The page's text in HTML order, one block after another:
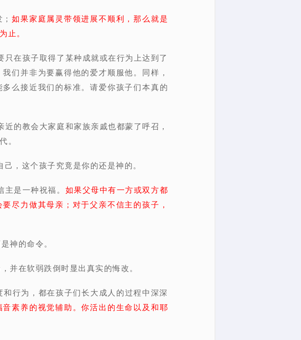
如果家庭属灵带领进展不顺利，那么就是
止。
在孩子取得了某种成就或在行为上达到了
们并非为要赢得他的爱才顺服他。同样，
么接近我们的标准。请爱你孩子们本真的
的教会大家庭和家族亲戚也都蒙了呼召，
。
，这个孩子究竟是你的还是神的。
是一种祝福。 如果父母中有一方或双方都
尽力做其母亲；对于父亲不信主的孩子，
神的命令。
并在软弱跌倒时显出真实的悔改。
行为，都在孩子们长大成人的过程中深深
素养的视觉辅助。你活出的生命以及和耶